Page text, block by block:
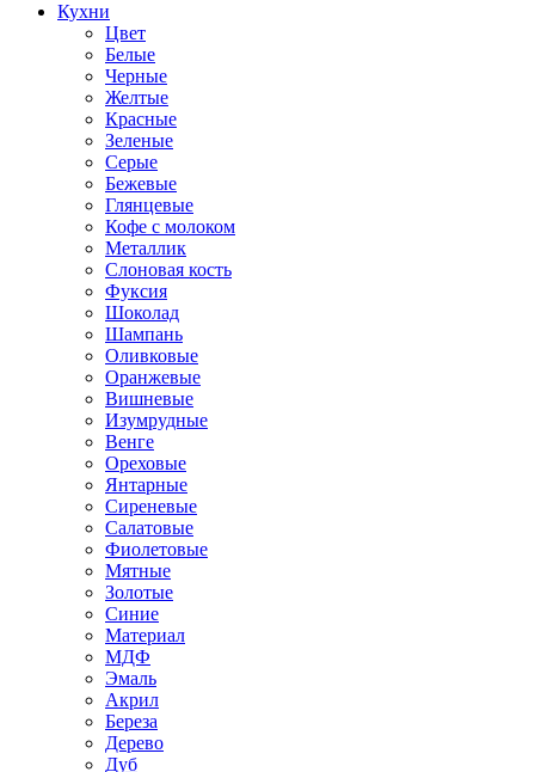
Кухни
Цвет
Белые
Черные
Желтые
Красные
Зеленые
Серые
Бежевые
Глянцевые
Кофе с молоком
Металлик
Слоновая кость
Фуксия
Шоколад
Шампань
Оливковые
Оранжевые
Вишневые
Изумрудные
Венге
Ореховые
Янтарные
Сиреневые
Салатовые
Фиолетовые
Мятные
Золотые
Синие
Материал
МДФ
Эмаль
Акрил
Береза
Дерево
Дуб